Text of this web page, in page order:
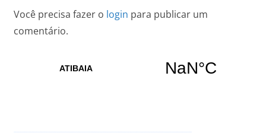
Você precisa fazer o login para publicar um
comentário.